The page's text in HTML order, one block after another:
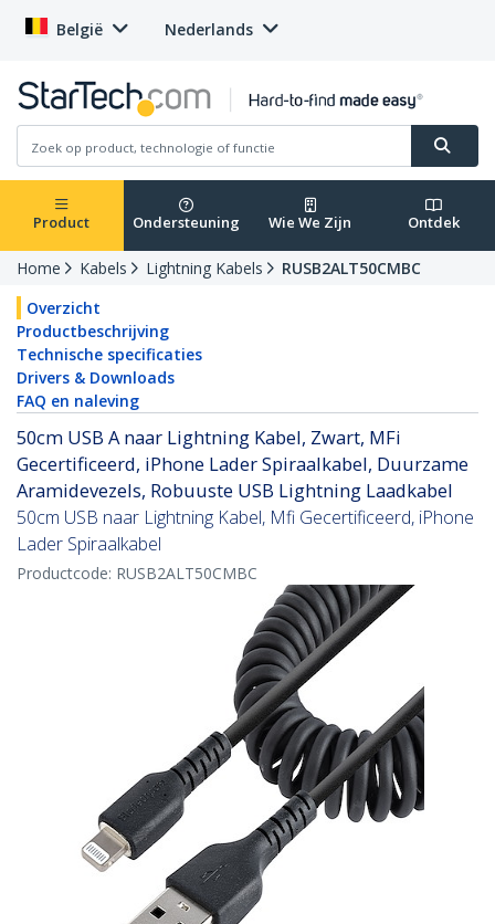
België Nederlands
Product Ondersteuning Wie We Zijn Ontdek
Home Kabels Lightning Kabels
RUSB2ALT50CMBC
Overzicht
Productbeschrijving
Technische specificaties
Drivers & Downloads
FAQ en naleving
50cm USB A naar Lightning Kabel, Zwart, MFi
Gecertificeerd, iPhone Lader Spiraalkabel, Duurzame
Aramidevezels, Robuuste USB Lightning Laadkabel
50cm USB naar Lightning Kabel, Mfi Gecertificeerd, iPhone
Lader Spiraalkabel
Productcode: RUSB2ALT50CMBC